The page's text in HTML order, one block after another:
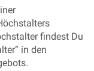
findest Du
in den